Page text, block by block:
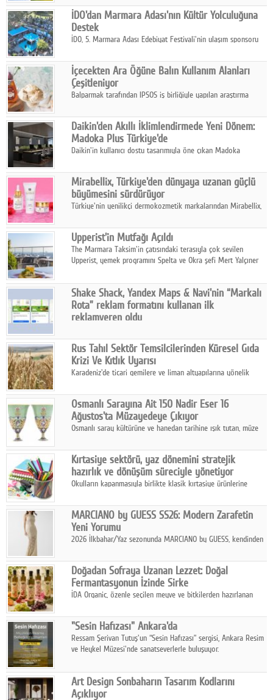
ve sürdürülebilir çözümler sunuyor.
İDO'dan Marmara Adası'nın Kültür Yolculuğuna
Destek
İDO, 5. Marmara Adası Edebiyat Festivali'nin ulaşım sponsoru
ettiriyor.
İçecekten Ara Öğüne Balın Kullanım Alanları
Çeşitleniyor
Balparmak tarafından IPSOS iş birliğiyle yapılan araştırma
ıhlamur gibi içeceklerde tercih ettiğini ortaya koyuyor.
Daikin'den Akıllı İklimlendirmede Yeni Dönem:
Madoka Plus Türkiye'de
Daikin'in kullanıcı dostu tasarımıyla öne çıkan Madoka
kontrol ünitesi Madoka Plus Türkiye'de satışa sunuldu.
Mirabellix, Türkiye'den dünyaya uzanan güçlü
büyümesini sürdürüyor
Türkiye'nin yenilikçi dermokozmetik markalarından Mirabellix,
ürünleriyle hem yurt içinde hem de uluslararası pazarlarda
büyümesini sürdürüyor.
Upperist'in Mutfağı Açıldı
The Marmara Taksim'in çatısındaki terasıyla çok sevilen
Upperist, yemek programını Spelta ve Okra şefi Mert Yalçıner
Shake Shack, Yandex Maps & Navi'nin “Markalı
Rota” reklam formatını kullanan ilk
reklamveren oldu
artırmak amacıyla Cereyan Medya ve Yandex Ads iş birliğiyle
Yandex Maps & Navi'nin yeni "Markalı Rota" reklam formatını
kullanan ilk marka oldu.
Rus Tahıl Sektör Temsilcilerinden Küresel Gıda
Krizi Ve Kıtlık Uyarısı
Karadeniz'de ticari gemilere ve liman altyapılarına yönelik
geçirdi.
Osmanlı Sarayına Ait 150 Nadir Eser 16
Ağustos'ta Müzayedeye Çıkıyor
Osmanlı saray kültürüne ve hanedan tarihine ışık tutan, müze
Ağustos'ta Arthill Müzecilik'in düzenleyeceği özel müzayedede
koleksiyonerlerle buluşuyor
Kırtasiye sektörü, yaz dönemini stratejik
hazırlık ve dönüşüm süreciyle yönetiyor
Okulların kapanmasıyla birlikte klasik kırtasiye ürünlerine
sanat ve eğitici aktivite ürünleriyle dinamik bir biçimde
geçiriyor.
MARCIANO by GUESS SS26: Modern Zarafetin
Yeni Yorumu
2026 İlkbahar/Yaz sezonunda MARCIANO by GUESS, kendinden
Doğadan Sofraya Uzanan Lezzet: Doğal
Fermantasyonun İzinde Sirke
İDA Organic, özenle seçilen meyve ve bitkilerden hazırlanan
sofralarına taşıyor.
"Sesin Hafızası" Ankara'da
Ressam Şerivan Tutuş'un “Sesin Hafızası” sergisi, Ankara Resim
ve Heykel Müzesi'nde sanatseverlerle buluşuyor.
Art Design Sonbaharın Tasarım Kodlarını
Açıklıyor